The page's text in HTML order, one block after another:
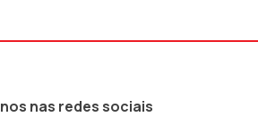
nas redes sociais